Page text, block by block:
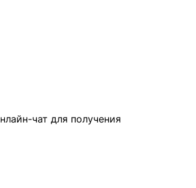
чат для получения